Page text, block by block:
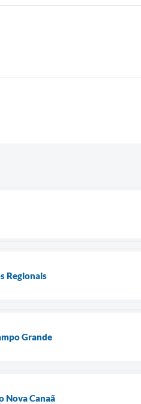
Regionais
Grande
Nova Canaã